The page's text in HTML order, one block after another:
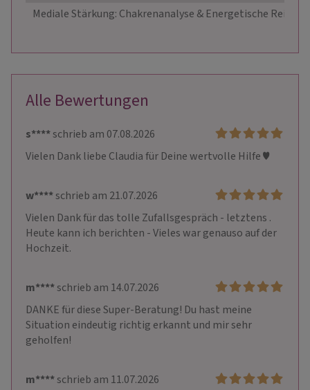
Mediale Stärkung: Chakrenanalyse & Energetische
Alle Bewertungen
s****schrieb am 07.08.2026
Vielen Dank liebe Claudia für Deine wertvolle Hilfe ♥️
w****schrieb am 21.07.2026
Vielen Dank für das tolle Zufallsgespräch - letztens .
Heute kann ich berichten - Vieles war genauso auf der
Hochzeit.
m****schrieb am 14.07.2026
DANKE für diese Super-Beratung! Du hast meine
Situation eindeutig richtig erkannt und mir sehr
geholfen!
m****schrieb am 11.07.2026